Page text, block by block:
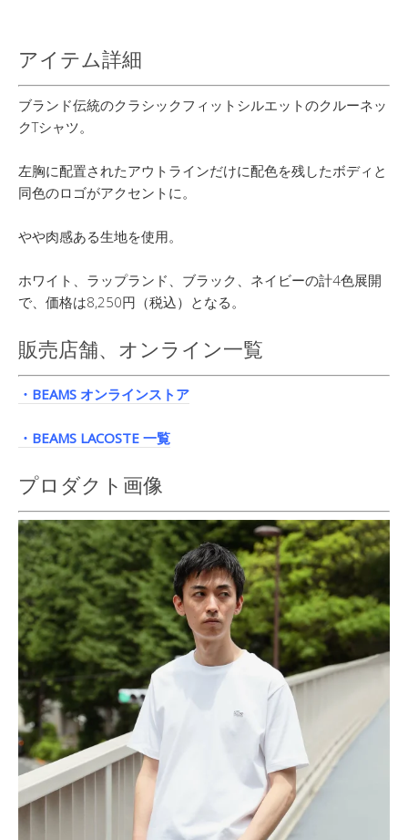
アイテム詳細
ブランド伝統のクラシックフィットシルエットのクルーネッ
クTシャツ。
左胸に配置されたアウトラインだけに配色を残したボディと
同色のロゴがアクセントに。
やや肉感ある生地を使用。
ホワイト、ラップランド、ブラック、ネイビーの計4色展開
で、価格は8,250円（税込）となる。
販売店舗、オンライン一覧
・BEAMS オンラインストア
・BEAMS LACOSTE 一覧
プロダクト画像